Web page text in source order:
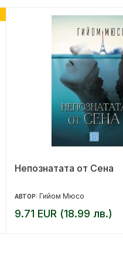
Непознатата от Сена
АВТОР: Гийом Мюсо
9.71 EUR (18.99 лв.)